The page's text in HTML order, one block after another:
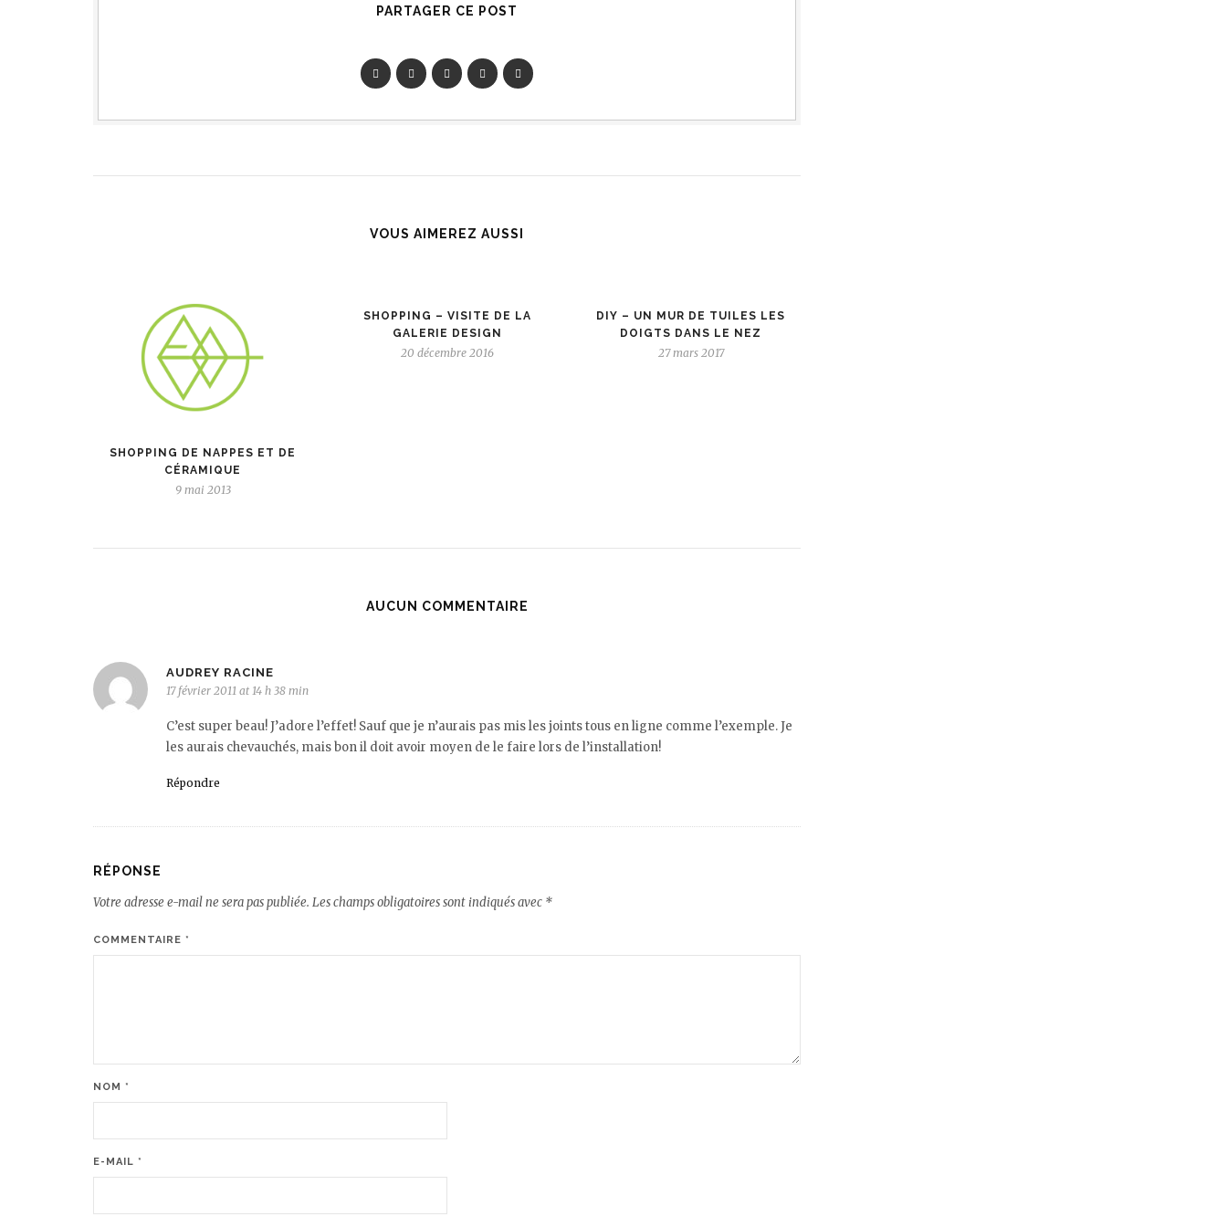
PARTAGER CE POST
VOUS AIMEREZ AUSSI
SHOPPING DE NAPPES ET DE
CÉRAMIQUE
9 mai 2013
SHOPPING – VISITE DE LA
GALERIE DESIGN
20 décembre 2016
DIY – UN MUR DE TUILES LES
DOIGTS DANS LE NEZ
27 mars 2017
AUCUN COMMENTAIRE
AUDREY RACINE
17 février 2011 at 14 h 38 min
C’est super beau! J’adore l’effet! Sauf que je n’aurais pas mis les joints tous en ligne comme l’exemple. Je
les aurais chevauchés, mais bon il doit avoir moyen de le faire lors de l’installation!
Répondre
RÉPONSE
Votre adresse e-mail ne sera pas publiée. Les champs obligatoires sont indiqués avec *
COMMENTAIRE *
NOM *
E-MAIL *